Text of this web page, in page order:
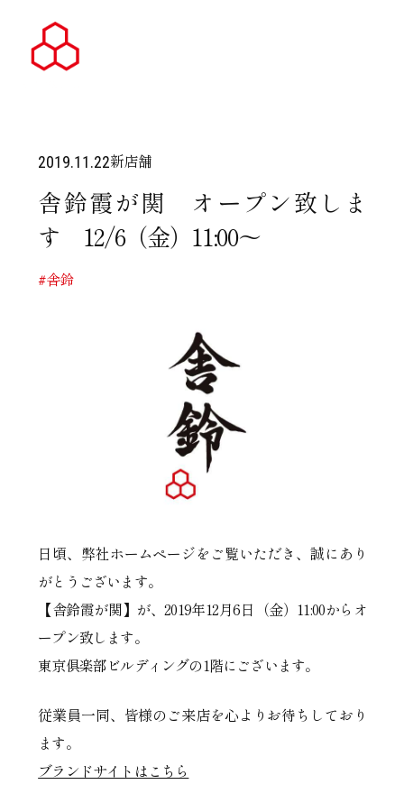
2019.11.22新店舗
舎鈴霞が関 オープン致しま
す 12/6（金）11:00～
#舎鈴
日頃、弊社ホームページをご覧いただき、誠にあり
がとうございます。
【舎鈴霞が関】が、2019年12月6日（金）11:00からオ
ープン致します。
東京俱楽部ビルディングの1階にございます。
従業員一同、皆様のご来店を心よりお待ちしており
ます。
ブランドサイトはこちら